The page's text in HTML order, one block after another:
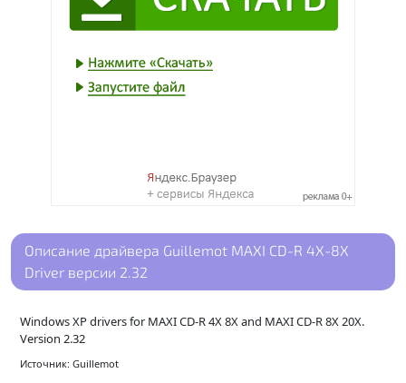
Описание драйвера Guillemot MAXI CD-R 4X-8X
Driver версии 2.32
Windows XP drivers for MAXI CD-R 4X 8X and MAXI CD-R 8X 20X.
Version 2.32
Источник: Guillemot